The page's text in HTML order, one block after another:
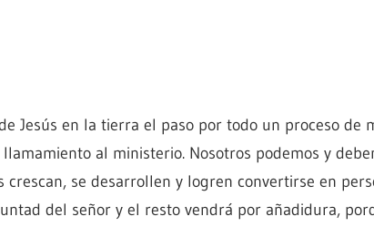
Jesús en la tierra el paso por todo un proceso de
al ministerio. Nosotros podemos y
se desarrollen y logren convertirse en
del señor y el resto vendrá por añadidura,